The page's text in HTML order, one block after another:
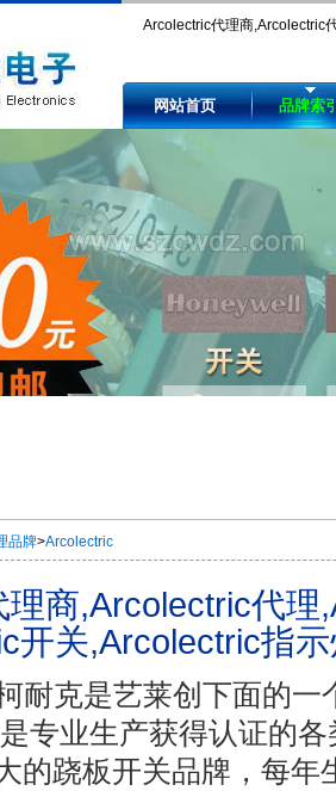
Arcolectric代理商,Arcolectric
关,Arcolectric指示灯
网站首页 品牌索
品牌>Arcolectric
商,Arcolectric代理
开关,Arcolectric指
耐克是艺莱创下面的
专业生产获得认证的
的跷板开关品牌，每年